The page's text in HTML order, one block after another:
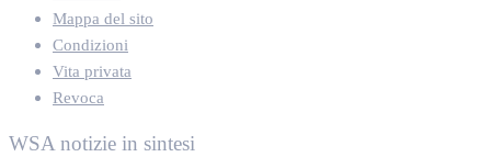
Mappa del sito
Condizioni
Vita privata
Revoca
WSA notizie in sintesi